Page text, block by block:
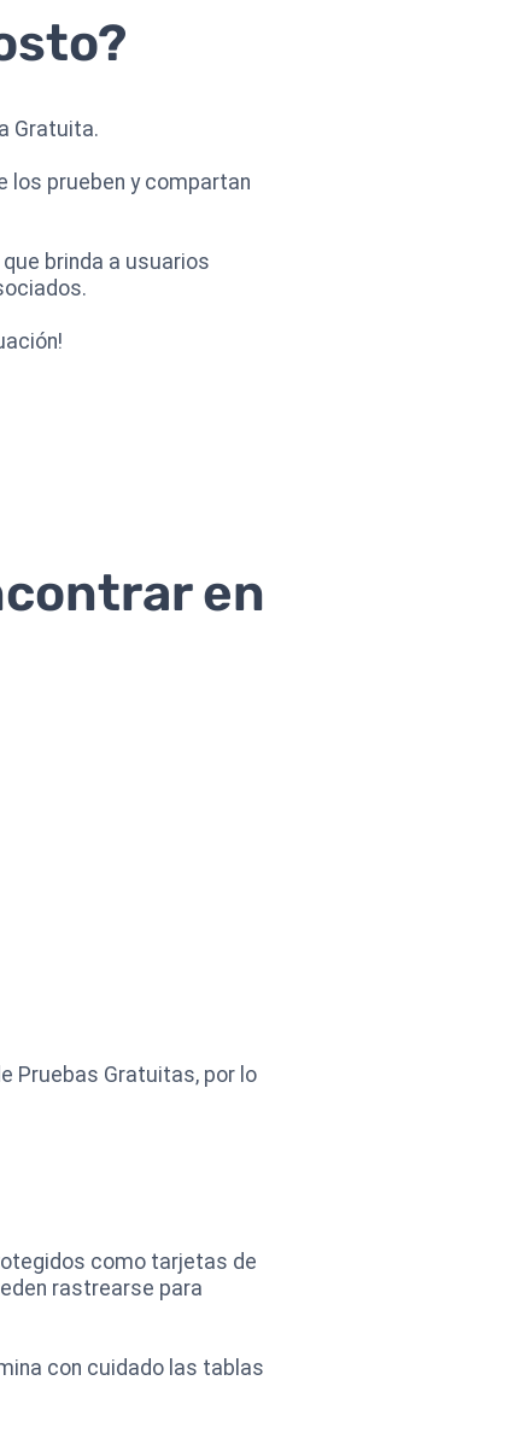
Gratuita.
los prueben y compartan
brinda a usuarios
en
Pruebas Gratuitas, por lo
como tarjetas de
rastrearse para
con cuidado las tablas